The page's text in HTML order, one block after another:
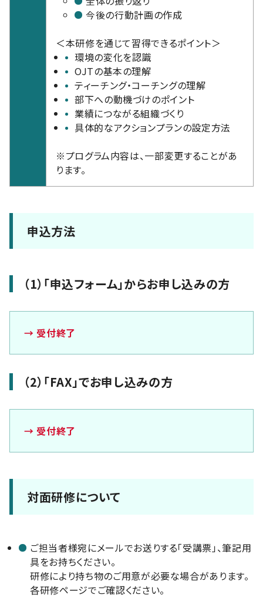
今後の行動計画の作成
＜本研修を通じて習得できるポイント＞
環境の変化を認識
OJTの基本の理解
ティーチング・コーチングの理解
部下への動機づけのポイント
業績につながる組織づくり
具体的なアクションプランの設定方法
※プログラム内容は、一部変更することがあ
ります。
申込方法
（1）「申込フォーム」からお申し込みの方
→ 受付終了
（2）「FAX」でお申し込みの方
→ 受付終了
対面研修について
ご担当者様宛にメールでお送りする「受講票」、筆記用
具をお持ちください。
研修により持ち物のご用意が必要な場合があります。
各研修ページでご確認ください。